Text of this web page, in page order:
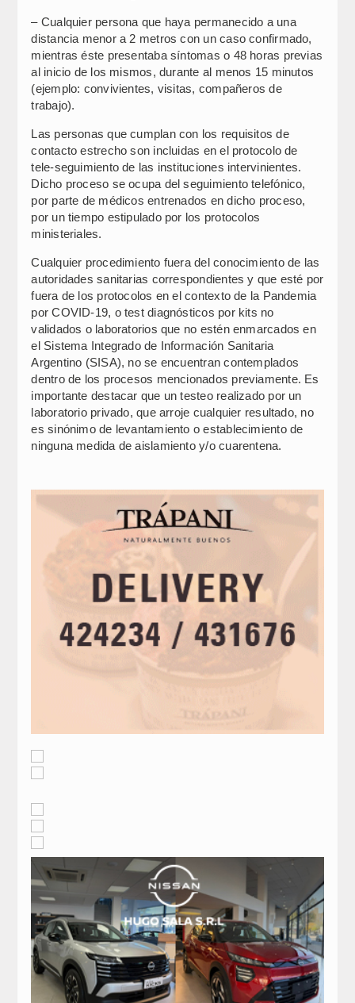
– Cualquier persona que haya permanecido a una
distancia menor a 2 metros con un caso confirmado,
mientras éste presentaba síntomas o 48 horas previas
al inicio de los mismos, durante al menos 15 minutos
(ejemplo: convivientes, visitas, compañeros de
trabajo).
Las personas que cumplan con los requisitos de
contacto estrecho son incluidas en el protocolo de
tele-seguimiento de las instituciones intervinientes.
Dicho proceso se ocupa del seguimiento telefónico,
por parte de médicos entrenados en dicho proceso,
por un tiempo estipulado por los protocolos
ministeriales.
Cualquier procedimiento fuera del conocimiento de las
autoridades sanitarias correspondientes y que esté por
fuera de los protocolos en el contexto de la Pandemia
por COVID-19, o test diagnósticos por kits no
validados o laboratorios que no estén enmarcados en
el Sistema Integrado de Información Sanitaria
Argentino (SISA), no se encuentran contemplados
dentro de los procesos mencionados previamente. Es
importante destacar que un testeo realizado por un
laboratorio privado, que arroje cualquier resultado, no
es sinónimo de levantamiento o establecimiento de
ninguna medida de aislamiento y/o cuarentena.